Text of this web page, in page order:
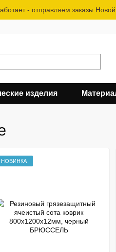
- отправляем заказы
изделия
НОВИНКА